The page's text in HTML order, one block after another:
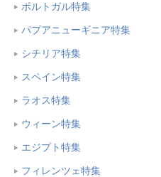
ポルトガル特集
パプアニューギニア特集
シチリア特集
スペイン特集
ラオス特集
ウィーン特集
エジプト特集
フィレンツェ特集